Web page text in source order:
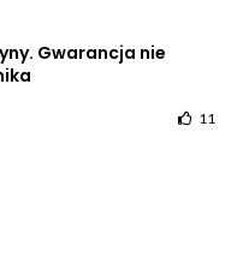
Gwarancja nie
11